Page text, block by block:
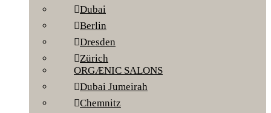
Dubai
Berlin
Dresden
Zürich
ORGÆNIC SALONS
Dubai Jumeirah
Chemnitz